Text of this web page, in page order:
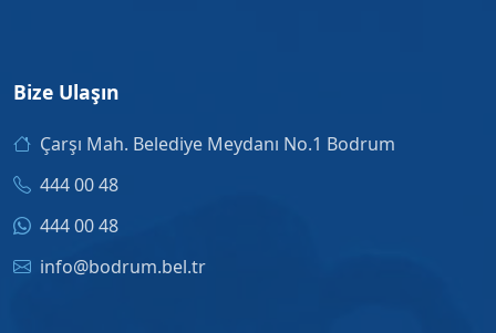
Bize Ulaşın
Çarşı Mah. Belediye Meydanı No.1 Bodrum
444 00 48
444 00 48
info@bodrum.bel.tr